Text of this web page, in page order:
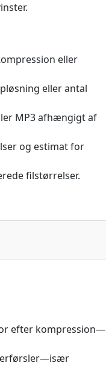
eller
eller antal
MP3 afhængigt af
og estimat for
filstørrelser.
efter kompression—